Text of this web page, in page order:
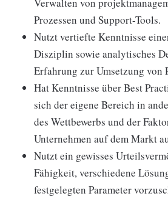
Prozessen und Support-Tools.
Nutzt vertiefte Kenntnisse
Disziplin sowie analytisches
Erfahrung zur Umsetzung
Hat Kenntnisse über Best
sich der eigene Bereich in
des Wettbewerbs und der
Unternehmen auf dem Markt
Nutzt ein gewisses
Fähigkeit, verschiedene
festgelegten Parameter